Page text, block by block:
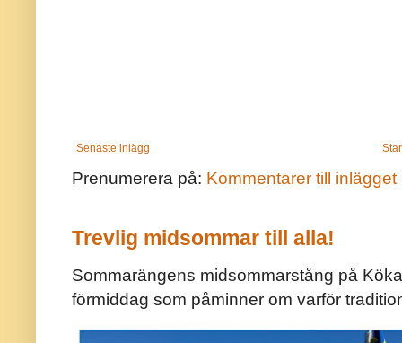
Senaste inlägg
Prenumerera på: Kommentarer till inlägget
Trevlig midsommar till alla!
Sommarängens midsommarstång på
förmiddag som påminner om varför